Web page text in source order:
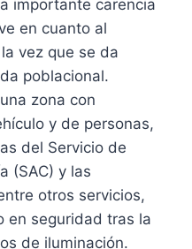
importante carencia
en cuanto al
vez que se da
poblacional.
zona con
y de personas,
del Servicio de
(SAC) y las
otros servicios,
en seguridad tras la
de iluminación.